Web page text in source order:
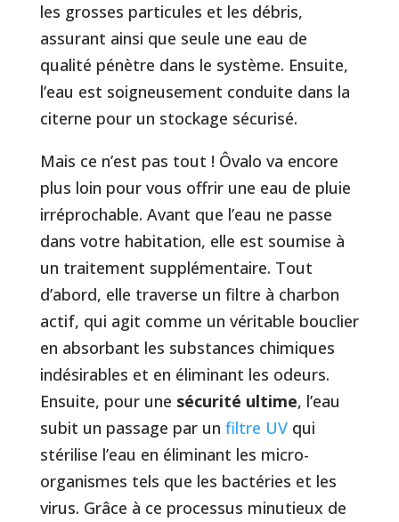
les grosses particules et les débris,
assurant ainsi que seule une eau de
qualité pénètre dans le système. Ensuite,
l’eau est soigneusement conduite dans la
citerne pour un stockage sécurisé.
Mais ce n’est pas tout ! Ôvalo va encore
plus loin pour vous offrir une eau de pluie
irréprochable. Avant que l’eau ne passe
dans votre habitation, elle est soumise à
un traitement supplémentaire. Tout
d’abord, elle traverse un filtre à charbon
actif, qui agit comme un véritable bouclier
en absorbant les substances chimiques
indésirables et en éliminant les odeurs.
Ensuite, pour une sécurité ultime, l’eau
subit un passage par un filtre UVqui
stérilise l’eau en éliminant les micro-
organismes tels que les bactéries et les
virus. Grâce à ce processus minutieux de